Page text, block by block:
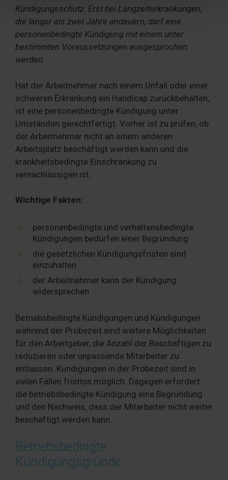
Partner führen diese Informationen möglicherweise mit
weiteren Daten zusammen, die Sie ihnen bereitgestellt
haben oder die sie im Rahmen Ihrer Nutzung der Dienste
gesammelt haben. Sie geben Einwilligung zu unseren
Cookies, wenn Sie unsere Webseite weiterhin nutzen.
Kündigungsschutz. Erst bei Langzeiterkrankungen,
die länger als zwei Jahre andauern, darf eine
personenbedingte Kündigung mit einem unter
bestimmten Voraussetzungen ausgesprochen
werden.
Hat der Arbeitnehmer nach einem Unfall oder einer
schweren Erkrankung ein Handicap zurückbehalten,
ist eine personenbedingte Kündigung unter
Umständen gerechtfertigt. Vorher ist zu prüfen, ob
der Arbeitnehmer nicht an einem anderen
Arbeitsplatz beschäftigt werden kann und die
krankheitsbedingte Einschränkung zu
vernachlässigen ist.
Wichtige Fakten:
personenbedingte und verhaltensbedingte
Kündigungen bedürfen einer Begründung
die gesetzlichen Kündigungsfristen sind
einzuhalten
der Arbeitnehmer kann der Kündigung
widersprechen
Betriebsbedingte Kündigungen und Kündigungen
während der Probezeit sind weitere Möglichkeiten
für den Arbeitgeber, die Anzahl der Beschäftigen zu
reduzieren oder unpassende Mitarbeiter zu
entlassen. Kündigungen in der Probezeit sind in
vielen Fällen fristlos möglich. Dagegen erfordert
die betriebsbedingte Kündigung eine Begründung
und den Nachweis, dass der Mitarbeiter nicht weiter
beschäftigt werden kann.
Betriebsbedingte
Kündigungsgründe